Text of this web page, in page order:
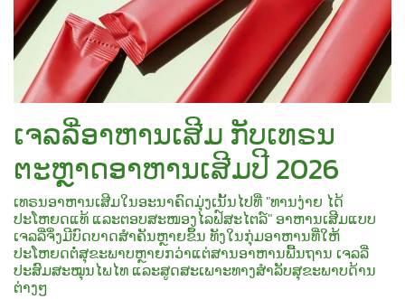
ເຈລລີ່ອາຫານເສີມ ກັບເທຣນ
ຕະຫຼາດອາຫານເສີມປີ 2026
ເທຣນອາຫານເສີມໃນອະນາຄົດມຸ່ງເນັ້ນໄປທີ່ "ທານງ່າຍ ໄດ້
ປະໂຫຍດແທ້ ແລະຕອບສະໜອງໄລຟ໌ສະໄຕລ໌" ອາຫານເສີມແບບ
ເຈລລີ່ຈຶ່ງມີບົດບາດສຳຄັນຫຼາຍຂຶ້ນ ທັງໃນກຸ່ມອາຫານທີ່ໃຫ້
ປະໂຫຍດຕໍ່ສຸຂະພາບຫຼາຍກວ່າແຕ່ສານອາຫານພື້ນຖານ ເຈລລີ່
ປະສົມສະໝຸນໄພໄທ ແລະສູດສະເພາະທາງສຳລັບສຸຂະພາບດ້ານ
ຕ່າງໆ